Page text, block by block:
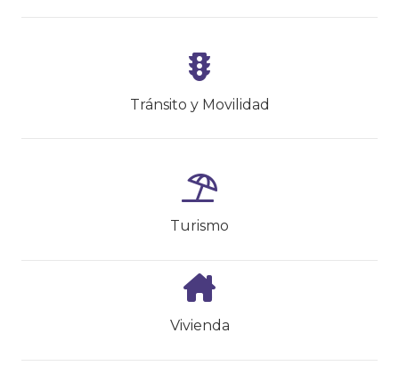
Tránsito y Movilidad
Turismo
Vivienda